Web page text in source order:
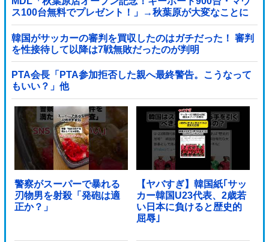
ス100台無料でプレゼント！」→秋葉原が大変なことに
なってしまう
韓国がサッカーの審判を買収したのはガチだった！ 審判
を性接待して以降は7戦無敗だったのが判明
PTA会長「PTA参加拒否した親へ最終警告。こうなって
もいい？」他
警察がスーパーで暴れる
刃物男を射殺「発砲は適
正か？」
【ヤバすぎ】韓国紙｢サッ
カー韓国U23代表、2歳若
い日本に負けると歴史的
屈辱｣